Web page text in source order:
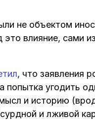
не объектом
влияние, сами
, что заявления
попытка угодить
и историю
и лживой